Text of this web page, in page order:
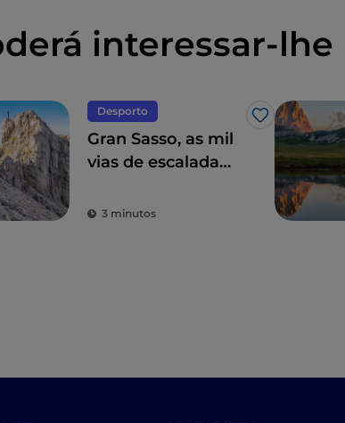
interessar-lhe
Desporto
Gosto
Gran Sasso, as mil
vias de escalada
3 minutos